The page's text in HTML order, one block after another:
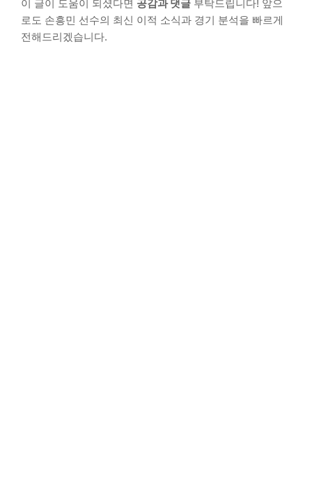
이 글이 도움이 되셨다면 공감과 댓글 부탁드립니다! 앞으
로도 손흥민 선수의 최신 이적 소식과 경기 분석을 빠르게
전해드리겠습니다.